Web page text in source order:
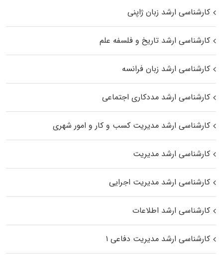
کارشناسی ارشد زبان ژاپنی
کارشناسی ارشد تاریخ و فلسفه علم
کارشناسی ارشد زبان فرانسه
کارشناسی ارشد مددکاری اجتماعی
کارشناسی ارشد مدیریت کسب و کار و امور شهری
کارشناسی ارشد مدیریت
کارشناسی ارشد مدیریت اجرایی
کارشناسی ارشد اطلاعات
کارشناسی ارشد مدیریت دفاعی ۱